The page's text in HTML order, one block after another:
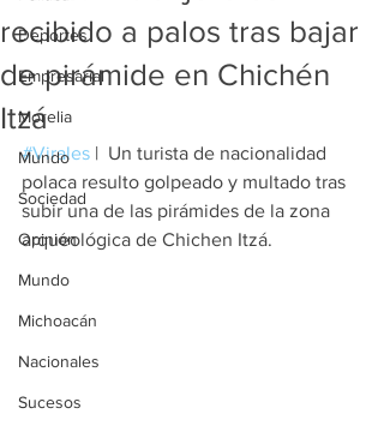
Deportes
Empresarial
Morelia
Mundo
Sociedad
Opinión
Mundo
Michoacán
Nacionales
Sucesos
recibido a palos tras bajar
de pirámide en Chichén
Itzá
#Virales | Un turista de nacionalidad
polaca resulto golpeado y multado tras
subir una de las pirámides de la zona
arqueológica de Chichen Itzá.